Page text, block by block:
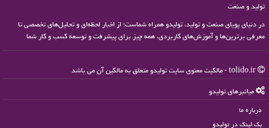
تولید و صنعت
در دنیای پویای صنعت و تولید، تولیدو همراه شماست؛ از اخبار لحظه‌ای و تحلیل‌های تخصصی تا
معرفی برترین‌ها و آموزش‌های کاربردی، همه چیز برای پیشرفت و توسعه کسب و کار شما
میانبرهای تولیدو
درباره ما
بک لینک در تولیدو